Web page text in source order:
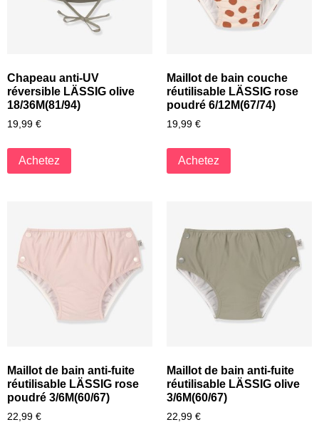
Chapeau anti-UV
réversible LÄSSIG olive
18/36M(81/94)
19,99 €
Achetez
Maillot de bain couche
réutilisable LÄSSIG rose
poudré 6/12M(67/74)
19,99 €
Achetez
Maillot de bain anti-fuite
réutilisable LÄSSIG rose
poudré 3/6M(60/67)
22,99 €
Maillot de bain anti-fuite
réutilisable LÄSSIG olive
3/6M(60/67)
22,99 €